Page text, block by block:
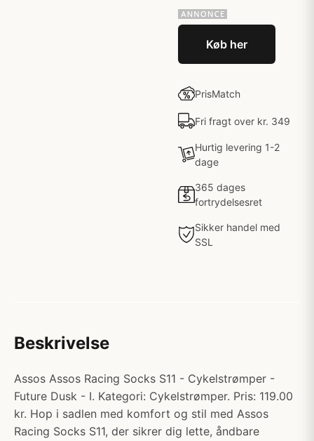
Køb her
PrisMatch
Fri fragt over kr. 349
Hurtig levering 1-2
dage
365 dages
fortrydelsesret
Sikker handel med
SSL
Beskrivelse
Assos Assos Racing Socks S11 - Cykelstrømper -
Future Dusk - I. Kategori: Cykelstrømper. Pris: 119.00
kr. Hop i sadlen med komfort og stil med Assos
Racing Socks S11, der sikrer dig lette, åndbare